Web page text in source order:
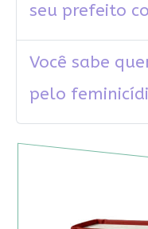
seu prefeito
Você sabe
pelo